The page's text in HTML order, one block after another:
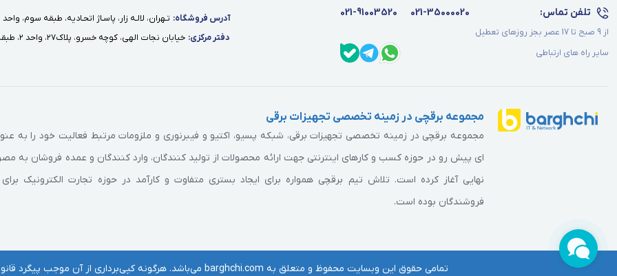
تلفن تماس:
از 9 صبح تا 17 عصر بجز روزهای تعطیل
021-35000020
021-91003520
سایر راه های ارتباطی
آدرس فروشگاه: تـهران، لالـه زار، پاسـاژ اتحـاديه، طبقه سوم، واحد ١٢
دفتر مركزى: خيابان نجات الهى، كوچه خسرو، پلاك٢٧، واحد ٢، طبقه اول
مجموعه برقچی در زمینه تخصصی تجهیزات برقی
مجموعه برقچی در زمینه تخصصی تجهیزات برقی، شبکه پسیو، اکتیو و فیبرنوری و ملزومات مرتبط فعالیت خود را به
ای پیش رو در حوزه کسب و کارهای اینترنتی جهت ارائه محصولات از تولید کنندگان، وارد کنندگان و عمده فروشان به
نهایی آغاز کرده است. تلاش تیم برقچی همواره برای ایجاد بستری متفاوت و کارآمد در حوزه تجارت الکترونیک برای
فروشندگان بوده است.
تمامی حقوق این وبسایت محفوظ و متعلق به barghchi.com می‌باشد. هرگونه کپی‌برداری از آن موجب پیگرد قانونی خواهد بود. | © برقچی Barghchi